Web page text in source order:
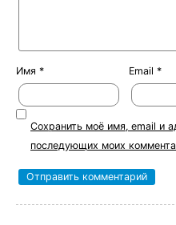
Имя * Email *
Сохранить моё имя, email и
последующих моих